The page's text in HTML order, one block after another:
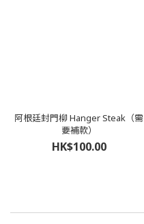
阿根廷封門柳 Hanger Steak（需
要補款）
HK$100.00